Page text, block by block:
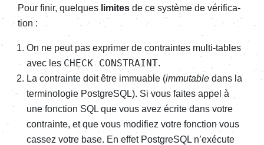
Pour finir, quelques limites de ce système de véri­fi­ca­
tion :
On ne peut pas expri­mer de contraintes multi-tables
avec les CHECK CONSTRAINT.
La contrainte doit être immuable (immu­table dans la
termi­no­lo­gie Post­greSQL). Si vous faites appel à
une fonc­tion SQL que vous avez écrite dans votre
contrainte, et que vous modi­fiez votre fonc­tion vous
cassez votre base. En effet Post­greSQL n’exé­cute